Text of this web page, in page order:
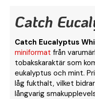
Catch
Catch Eucalyptus
miniformat från
tobakskaraktär som
eukalyptus och mint.
låg fukthalt, vilket
långvarig